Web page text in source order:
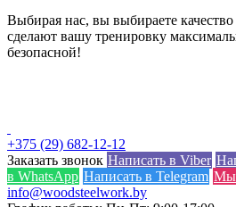
Выбирая нас, вы выбираете
сделают вашу тренировку
безопасной!
+375 (29) 682-12-12
Заказать звонок Написать в Viber
в WhatsApp Написать в Telegram Мы
info@woodsteelwork.by